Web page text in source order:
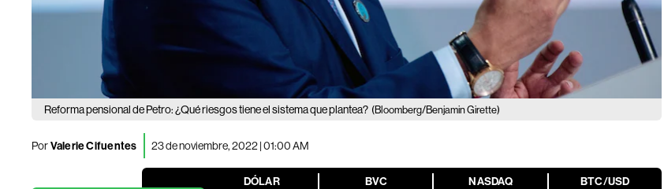
Reforma pensional de Petro: ¿Qué riesgos tiene el sistema que plantea? (Bloomberg/Benjamin Girette)
PorValerie Cifuentes 23 de noviembre, 2022 | 01:00 AM
DÓLAR BVC NASDAQ BTC/USD